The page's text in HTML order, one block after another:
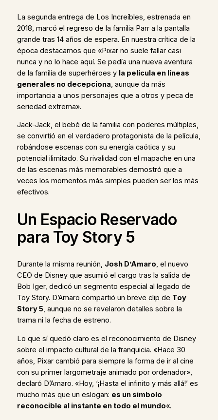
La segunda entrega de Los Increíbles, estrenada en
2018, marcó el regreso de la familia Parr a la pantalla
grande tras 14 años de espera. En nuestra crítica de la
época destacamos que «Pixar no suele fallar casi
nunca y no lo hace aquí. Se pedía una nueva aventura
de la familia de superhéroes y la película en líneas
generales no decepciona, aunque da más
importancia a unos personajes que a otros y peca de
seriedad extrema».
Jack-Jack, el bebé de la familia con poderes múltiples,
se convirtió en el verdadero protagonista de la película,
robándose escenas con su energía caótica y su
potencial ilimitado. Su rivalidad con el mapache en una
de las escenas más memorables demostró que a
veces los momentos más simples pueden ser los más
efectivos.
Un Espacio Reservado
para Toy Story 5
Durante la misma reunión, Josh D’Amaro, el nuevo
CEO de Disney que asumió el cargo tras la salida de
Bob Iger, dedicó un segmento especial al legado de
Toy Story. D’Amaro compartió un breve clip de Toy
Story 5, aunque no se revelaron detalles sobre la
trama ni la fecha de estreno.
Lo que sí quedó claro es el reconocimiento de Disney
sobre el impacto cultural de la franquicia. «Hace 30
años, Pixar cambió para siempre la forma de ir al cine
con su primer largometraje animado por ordenador»,
declaró D’Amaro. «Hoy, ‘¡Hasta el infinito y más allá!’ es
mucho más que un eslogan: es un símbolo
reconocible al instante en todo el mundo«.